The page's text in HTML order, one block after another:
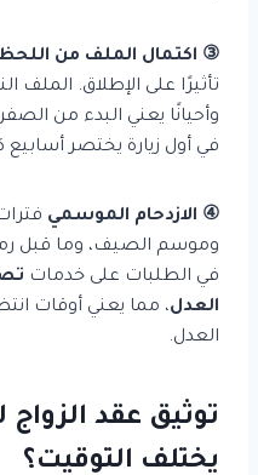
③ اكتمال الملف من
تأثيرًا على الإطلاق. الملف
وأحيانًا يعني البدء من
في أول زيارة يختصر أسابيع
④ الازدحام الموسمي
وموسم الصيف، وما قبل
في الطلبات على خدمات
العدل، مما يعني أوقات
العدل.
توثيق عقد
يختلف التوقيت؟